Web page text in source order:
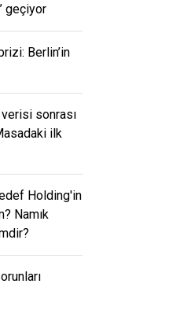
geçiyor
Berlin’in
sonrası
ilk
Holding'in
Namık